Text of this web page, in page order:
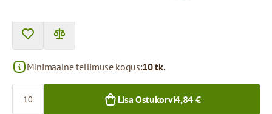
Minimaalne tellimuse kogus:10 tk.
Lisa Ostukorvi4,84 €